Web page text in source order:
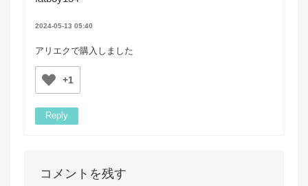
2024-05-13 05:40
アリエクで購入しました
+1
Reply
コメントを残す